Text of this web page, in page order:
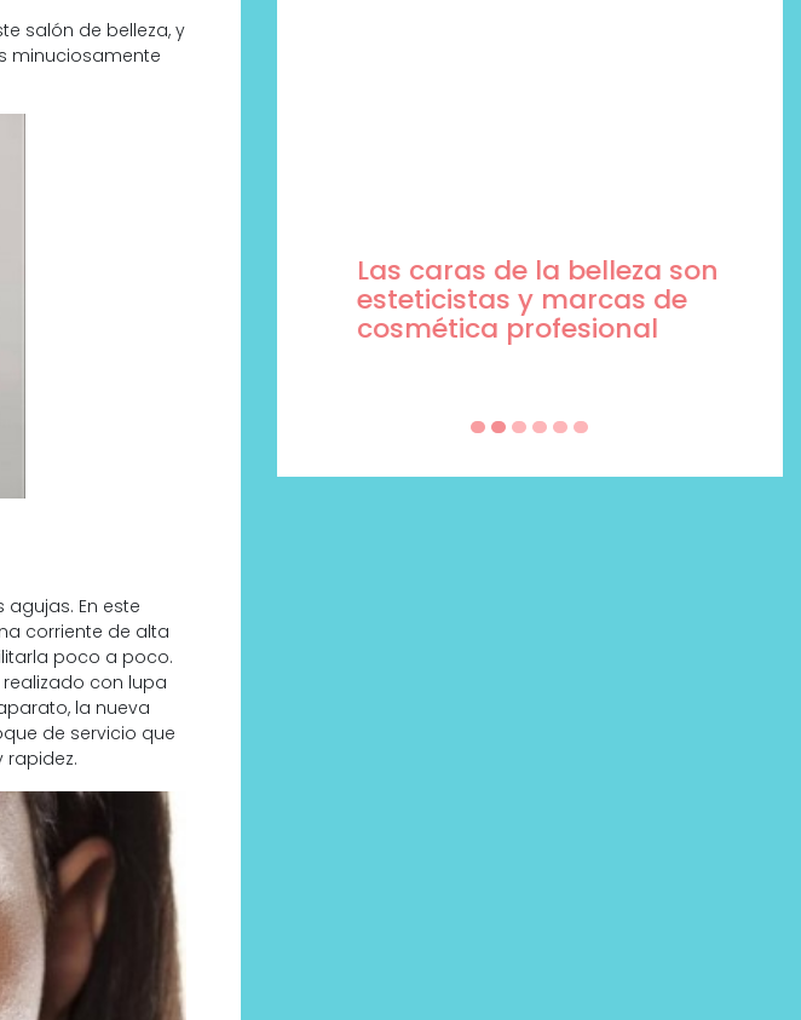
salón de belleza, y
minuciosamente
En este
corriente de alta
poco a poco.
con lupa
la nueva
de servicio que
rapidez.
continúa
la cosmética
Las caras de la belleza son
esteticistas y marcas de
cosmética profesional